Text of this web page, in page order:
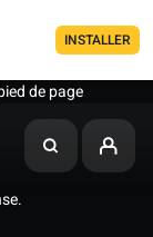
INSTALLER
de page